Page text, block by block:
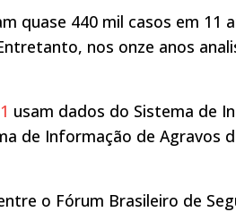
quase 440 mil casos em 11
nos onze anos
usam dados do Sistema de
de Informação de Agravos
o Fórum Brasileiro de